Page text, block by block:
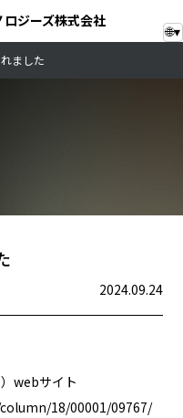
ジーズ株式会社
🌐▾
ました
2024.09.24
webサイト
18/00001/09767/